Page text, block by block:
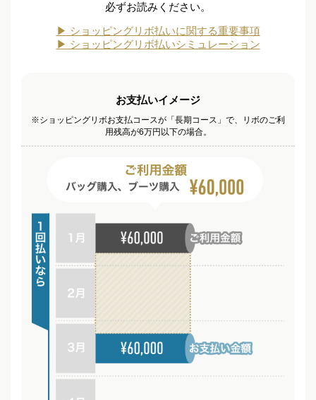
必ずお読みください。
▶ ショッピングリボ払いに関する重要事項
▶ ショッピングリボ払いシミュレーション
お支払いイメージ
※ショッピングリボお支払コースが「長期コース」で、リボのご利
用残高が6万円以下の場合。